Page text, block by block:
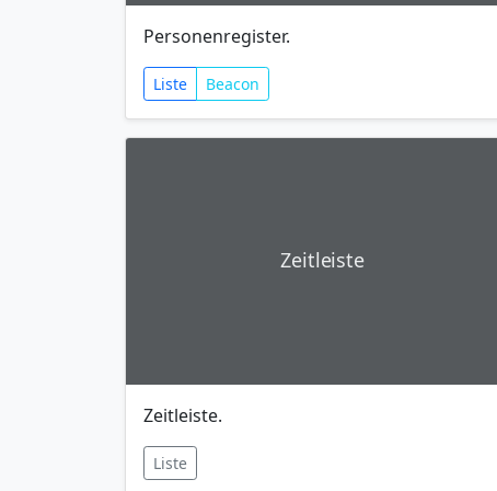
Personenregister.
Liste Beacon
Zeitleiste
Zeitleiste.
Liste